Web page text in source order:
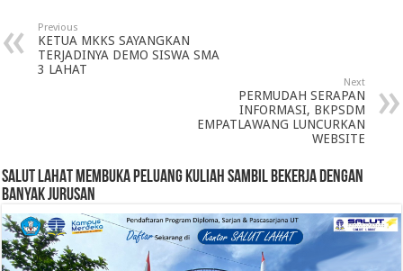
Previous
KETUA MKKS SAYANGKAN
TERJADINYA DEMO SISWA SMA
3 LAHAT
Next
PERMUDAH SERAPAN
INFORMASI, BKPSDM
EMPATLAWANG LUNCURKAN
WEBSITE
SALUT LAHAT MEMBUKA PELUANG KULIAH SAMBIL BEKERJA DENGAN
BANYAK JURUSAN